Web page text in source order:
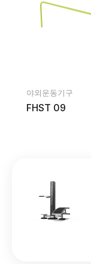
야외운동기구
FHST 09